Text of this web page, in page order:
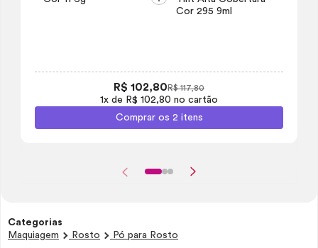
Cor 295 9ml
R$ 117,80
R$ 102,80
1x de R$ 102,80 no cartão
Comprar os 2 itens
Categorias
Maquiagem
Rosto Pó para Rosto